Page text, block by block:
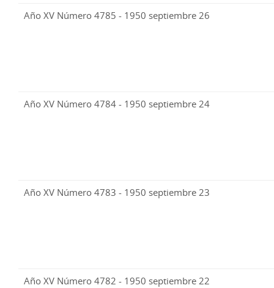
Año XV Número 4785 - 1950 septiembre 26
Año XV Número 4784 - 1950 septiembre 24
Año XV Número 4783 - 1950 septiembre 23
Año XV Número 4782 - 1950 septiembre 22